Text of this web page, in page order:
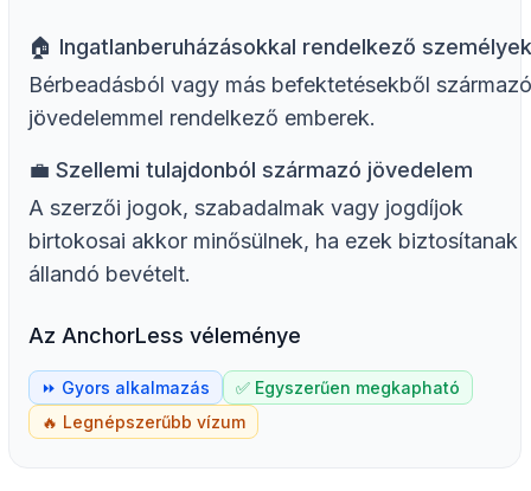
🏠 Ingatlanberuházásokkal rendelkező személyek
Bérbeadásból vagy más befektetésekből származó
jövedelemmel rendelkező emberek.
💼 Szellemi tulajdonból származó jövedelem
A szerzői jogok, szabadalmak vagy jogdíjok
birtokosai akkor minősülnek, ha ezek biztosítanak
állandó bevételt.
Az AnchorLess véleménye
⏩ Gyors alkalmazás
✅ Egyszerűen megkapható
🔥 Legnépszerűbb vízum